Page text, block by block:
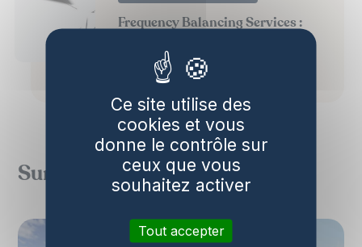
Frequency Balancing Services :
Télécharger le document
Sur le même sujet
Ce site utilise des
cookies et vous
donne le contrôle sur
ceux que vous
souhaitez activer
Tout accepter